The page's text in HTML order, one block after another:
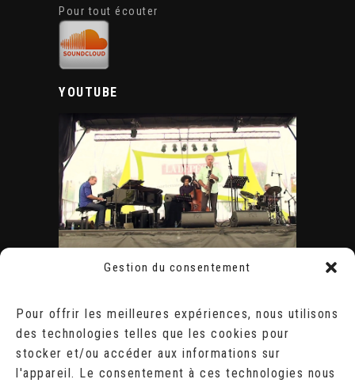
Gestion du consentement
Pour offrir les meilleures expériences, nous utilisons
des technologies telles que les cookies pour
stocker et/ou accéder aux informations sur
l'appareil. Le consentement à ces technologies nous
Pour tout écouter
YOUTUBE
ÉVÈNEMENTS
AOÛT 2026
L M M J V S
D
1
2
3
4 5 6 7 8
9